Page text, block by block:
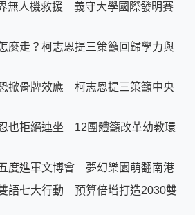
無人機救援 義守大學國際發明賽
麼走？柯志恩提三策籲回歸學力與
掀骨牌效應 柯志恩提三策籲中央
也拒絕連坐 12團體籲改革幼教環
度進軍文博會 夢幻樂園萌翻南港
語七大行動 預算倍增打造2030雙